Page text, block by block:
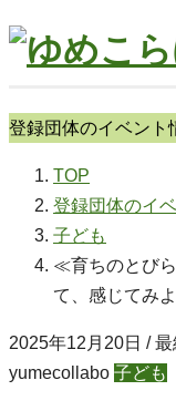
登録団体のイベント
TOP
登録団体のイ
子ども
≪育ちのとび
て、感じてみ
2025年12月20日 /
yumecollabo 子ども